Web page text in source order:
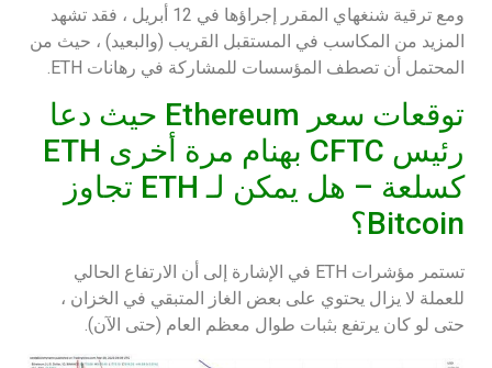
ومع ترقية شنغهاي المقرر إجراؤها في 12 أبريل ، فقد تشهد
المزيد من المكاسب في المستقبل القريب (والبعيد) ، حيث من
المحتمل أن تصطف المؤسسات للمشاركة في رهانات ETH.
توقعات سعر Ethereum حيث دعا
رئيس CFTC بهنام مرة أخرى ETH
كسلعة – هل يمكن لـ ETH تجاوز
Bitcoin؟
تستمر مؤشرات ETH في الإشارة إلى أن الارتفاع الحالي
للعملة لا يزال يحتوي على بعض الغاز المتبقي في الخزان ،
حتى لو كان يرتفع بثبات طوال معظم العام (حتى الآن).